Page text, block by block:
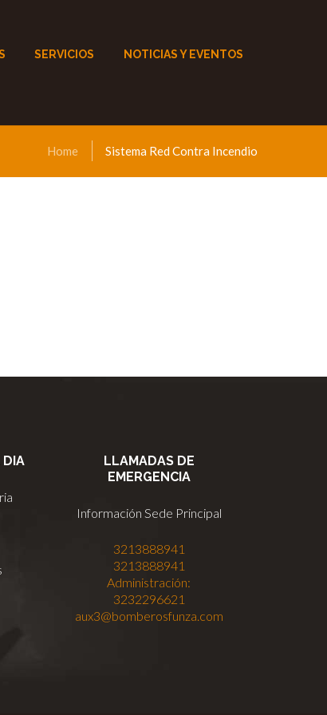
SERVICIOS NOTICIAS Y EVENTOS
Home Sistema Red Contra Incendio
DIA
LLAMADAS DE
EMERGENCIA
Información Sede Principal
3213888941
3213888941
Administración:
3232296621
aux3@bomberosfunza.com